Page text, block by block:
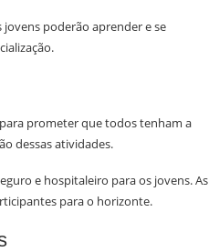
jovens poderão aprender e se
prometer que todos tenham a
dessas atividades.
e hospitaleiro para os jovens. As
para o horizonte.